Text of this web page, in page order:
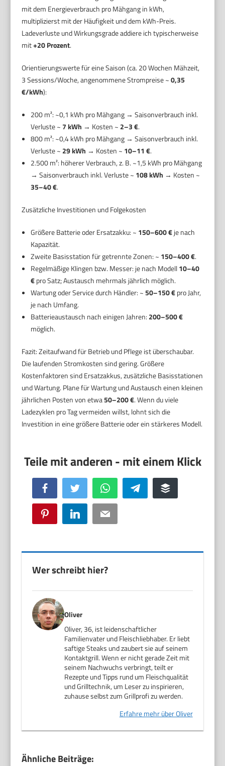
mit dem Energieverbrauch pro Mähgang in kWh,
multiplizierst mit der Häufigkeit und dem kWh-Preis.
Ladeverluste und Wirkungsgrade addiere ich typischerweise
mit+20 Prozent.
Orientierungswerte für eine Saison (ca. 20 Wochen Mähzeit,
3 Sessions/Woche, angenommene Strompreise ~0,35
€/kWh):
200 m²: ~0,1 kWh pro Mähgang → Saisonverbrauch inkl.
Verluste ~ 7 kWh → Kosten ~ 2–3 €.
800 m²: ~0,4 kWh pro Mähgang → Saisonverbrauch inkl.
Verluste ~ 29 kWh → Kosten ~ 10–11 €.
2.500 m²: höherer Verbrauch, z. B. ~1,5 kWh pro Mähgang
→ Saisonverbrauch inkl. Verluste ~ 108 kWh → Kosten ~
35–40 €.
Zusätzliche Investitionen und Folgekosten
Größere Batterie oder Ersatzakku: ~ 150–600 €je nach
Kapazität.
Zweite Basisstation für getrennte Zonen: ~ 150–400 €.
Regelmäßige Klingen bzw. Messer: je nach Modell10–40
€pro Satz; Austausch mehrmals jährlich möglich.
Wartung oder Service durch Händler: ~50–150 €pro Jahr,
je nach Umfang.
Batterieaustausch nach einigen Jahren: 200–500 €
möglich.
Fazit: Zeitaufwand für Betrieb und Pflege ist überschaubar.
Die laufenden Stromkosten sind gering. Größere
Kostenfaktoren sind Ersatzakkus, zusätzliche Basisstationen
und Wartung. Plane für Wartung und Austausch einen kleinen
jährlichen Posten von etwa50–200 €. Wenn du viele
Ladezyklen pro Tag vermeiden willst, lohnt sich die
Investition in eine größere Batterie oder ein stärkeres Modell.
Facebook Twitter WhatsApp Telegram Buffer
Pinterest LinkedIn Email
Wer schreibt hier?
Oliver
Oliver, 36, ist leidenschaftlicher
Familienvater und Fleischliebhaber. Er liebt
saftige Steaks und zaubert sie auf seinem
Kontaktgrill. Wenn er nicht gerade Zeit mit
seinem Nachwuchs verbringt, teilt er
Rezepte und Tipps rund um Fleischqualität
und Grilltechnik, um Leser zu inspirieren,
zuhause selbst zum Grillprofi zu werden.
Erfahre mehr über Oliver
Ähnliche Beiträge: